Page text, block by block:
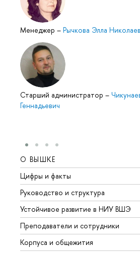
Менеджер – Рычкова Элла
Старший администратор –
Геннадьевич
О ВЫШКЕ
Цифры и факты
Руководство и структура
Устойчивое развитие в НИУ ВШЭ
Преподаватели и сотрудники
Корпуса и общежития